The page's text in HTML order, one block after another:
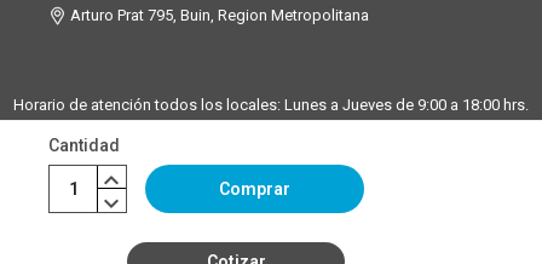
Cantidad
Comprar
Arturo Prat 795, Buin, Region Metropolitana
Horario de atención todos los locales: Lunes a Jueves de 9:00 a 18:00 hrs.
Desde octubre hasta febrero, trabajamos los sábados de 9:00 a 13:00
horas en la sucursal Buin. La sucursal de Santiago y Chicureo
permanecerá cerrada los sábados.